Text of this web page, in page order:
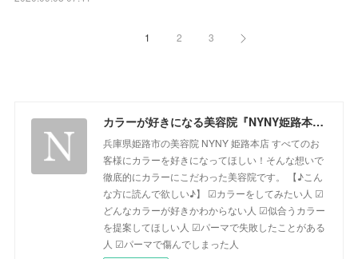
1 2 3
カラーが好きになる美容院『NYNY姫路本店』ブログ
兵庫県姫路市の美容院 NYNY 姫路本店 すべてのお
客様にカラーを好きになってほしい！そんな想いで
徹底的にカラーにこだわった美容院です。 【♪こん
な方に読んで欲しい♪】 ☑カラーをしてみたい人 ☑
どんなカラーが好きかわからない人 ☑似合うカラー
を提案してほしい人 ☑パーマで失敗したことがある
人 ☑パーマで傷んでしまった人